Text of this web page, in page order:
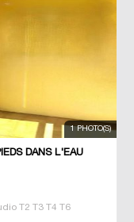
1 PHOTO(S)
DANS L'EAU
T2 T3 T4 T6